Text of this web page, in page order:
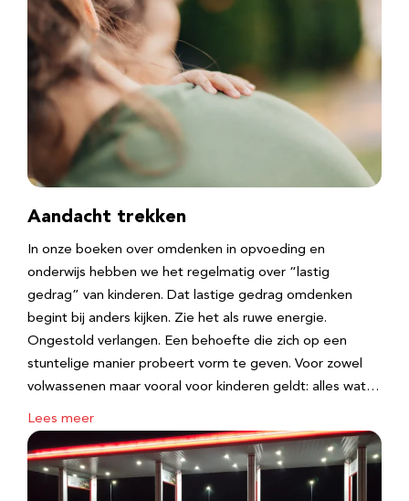
Aandacht trekken
In onze boeken over omdenken in opvoeding en
onderwijs hebben we het regelmatig over “lastig
gedrag” van kinderen. Dat lastige gedrag omdenken
begint bij anders kijken. Zie het als ruwe energie.
Ongestold verlangen. Een behoefte die zich op een
stuntelige manier probeert vorm te geven. Voor zowel
volwassenen maar vooral voor kinderen geldt: alles wat…
Lees meer